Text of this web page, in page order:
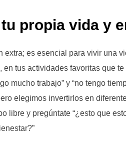
tu propia vida y
extra; es esencial para vivir una
tus actividades favoritas que
mucho trabajo” y “no tengo
elegimos invertirlos en
libre y pregúntate “¿esto que